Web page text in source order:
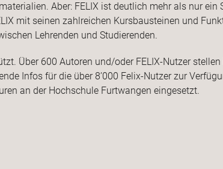
Aber: FELIX ist deutlich mehr als nur
mit seinen zahlreichen Kursbausteinen und
Lehrenden und Studierenden.
Über 600 Autoren und/oder FELIX-Nutzer stellen
Infos für die über 8’000 Felix-Nutzer zur
an der Hochschule Furtwangen eingesetzt.